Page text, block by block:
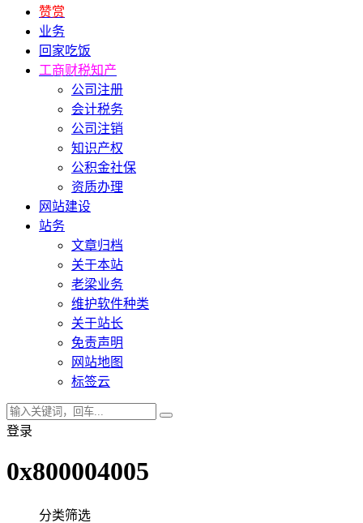
赞赏
业务
回家吃饭
工商财税知产
公司注册
会计税务
公司注销
知识产权
公积金社保
资质办理
网站建设
站务
文章归档
关于本站
老梁业务
维护软件种类
关于站长
免责声明
网站地图
标签云
登录
0x800004005
分类筛选